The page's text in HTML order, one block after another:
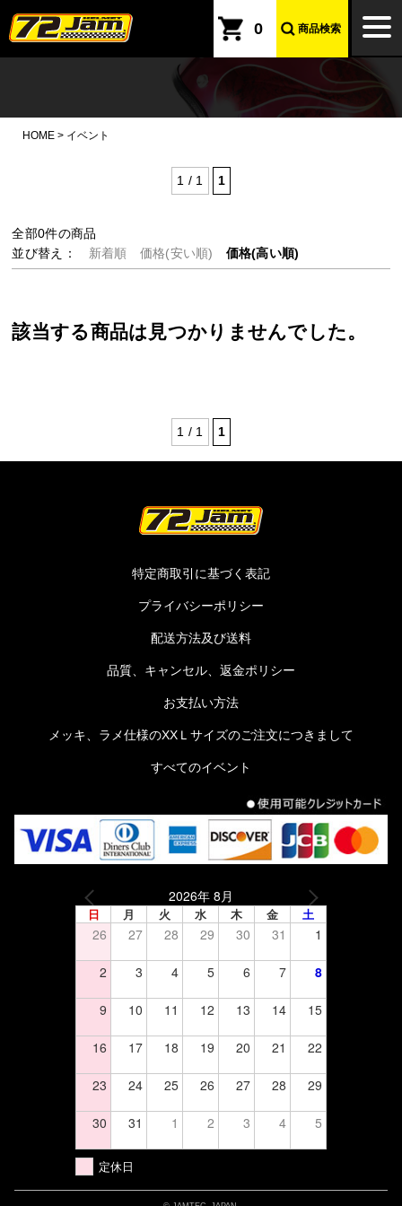
本文へ
0 商品検索
HOME > イベント
1 / 1 1
全部0件の商品
並び替え：
新着順 価格(安い順) 価格(高い順)
該当する商品は見つかりませんでした。
1 / 1 1
特定商取引に基づく表記
プライバシーポリシー
配送方法及び送料
品質、キャンセル、返金ポリシー
お支払い方法
メッキ、ラメ仕様のXXＬサイズのご注文につきまして
すべてのイベント
2026年 8月
日 月 火 水 木 金 土
26 27 28 29 30 31 1
2 3 4 5 6 7 8
9 10 11 12 13 14 15
16 17 18 19 20 21 22
23 24 25 26 27 28 29
30 31 1 2 3 4 5
定休日